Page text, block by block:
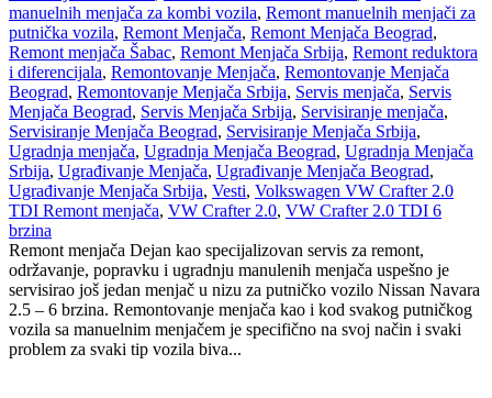
manuelnih menjača za kombi vozila, Remont manuelnih menjači za
putnička vozila, Remont Menjača, Remont Menjača Beograd,
Remont menjača Šabac, Remont Menjača Srbija, Remont reduktora
i diferencijala, Remontovanje Menjača, Remontovanje Menjača
Beograd, Remontovanje Menjača Srbija, Servis menjača, Servis
Menjača Beograd, Servis Menjača Srbija, Servisiranje menjača,
Servisiranje Menjača Beograd, Servisiranje Menjača Srbija,
Ugradnja menjača, Ugradnja Menjača Beograd, Ugradnja Menjača
Srbija, Ugrađivanje Menjača, Ugrađivanje Menjača Beograd,
Ugrađivanje Menjača Srbija, Vesti, Volkswagen VW Crafter 2.0
TDI Remont menjača, VW Crafter 2.0, VW Crafter 2.0 TDI 6
brzina
Remont menjača Dejan kao specijalizovan servis za remont,
održavanje, popravku i ugradnju manulenih menjača uspešno je
servisirao još jedan menjač u nizu za putničko vozilo Nissan Navara
2.5 – 6 brzina. Remontovanje menjača kao i kod svakog putničkog
vozila sa manuelnim menjačem je specifično na svoj način i svaki
problem za svaki tip vozila biva...